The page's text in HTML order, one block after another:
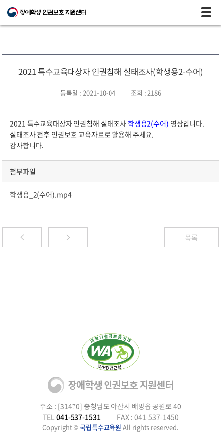
2021 특수교육대상자 인권침해 실태조사(학생용2-수어)
등록일 : 2021-10-04 조회 : 2186
2021 특수교육대상자 인권침해 실태조사학생용2(수어) 영상입니다.
실태조사 전후 인권보호 교육자료로 활용해 주세요.
감사합니다.
첨부파일
학생용_2(수어).mp4
목록
주소 : [31470] 충청남도 아산시 배방읍 공원로 40
TEL 041-537-1531 FAX : 041-537-1450
Copyright ©국립특수교육원 All rights reserved.